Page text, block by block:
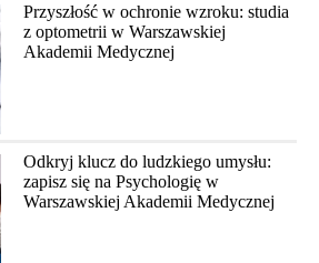
Przyszłość w ochronie wzroku: studia
z optometrii w Warszawskiej
Akademii Medycznej
Odkryj klucz do ludzkiego umysłu:
zapisz się na Psychologię w
Warszawskiej Akademii Medycznej